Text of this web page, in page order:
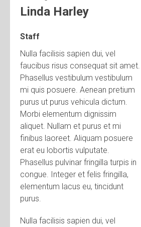
Linda Harley
Staff
Nulla facilisis sapien dui, vel
faucibus risus consequat sit amet.
Phasellus vestibulum vestibulum
mi quis posuere. Aenean pretium
purus ut purus vehicula dictum.
Morbi elementum dignissim
aliquet. Nullam et purus et mi
finibus laoreet. Aliquam posuere
erat eu lobortis vulputate.
Phasellus pulvinar fringilla turpis in
congue. Integer et felis fringilla,
elementum lacus eu, tincidunt
purus.
Nulla facilisis sapien dui, vel